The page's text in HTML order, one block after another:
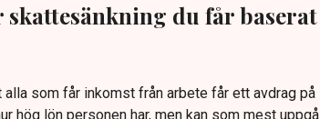
du får baserat
som får inkomst från arbete får ett avdrag på
hög lön personen har, men kan som mest uppgå